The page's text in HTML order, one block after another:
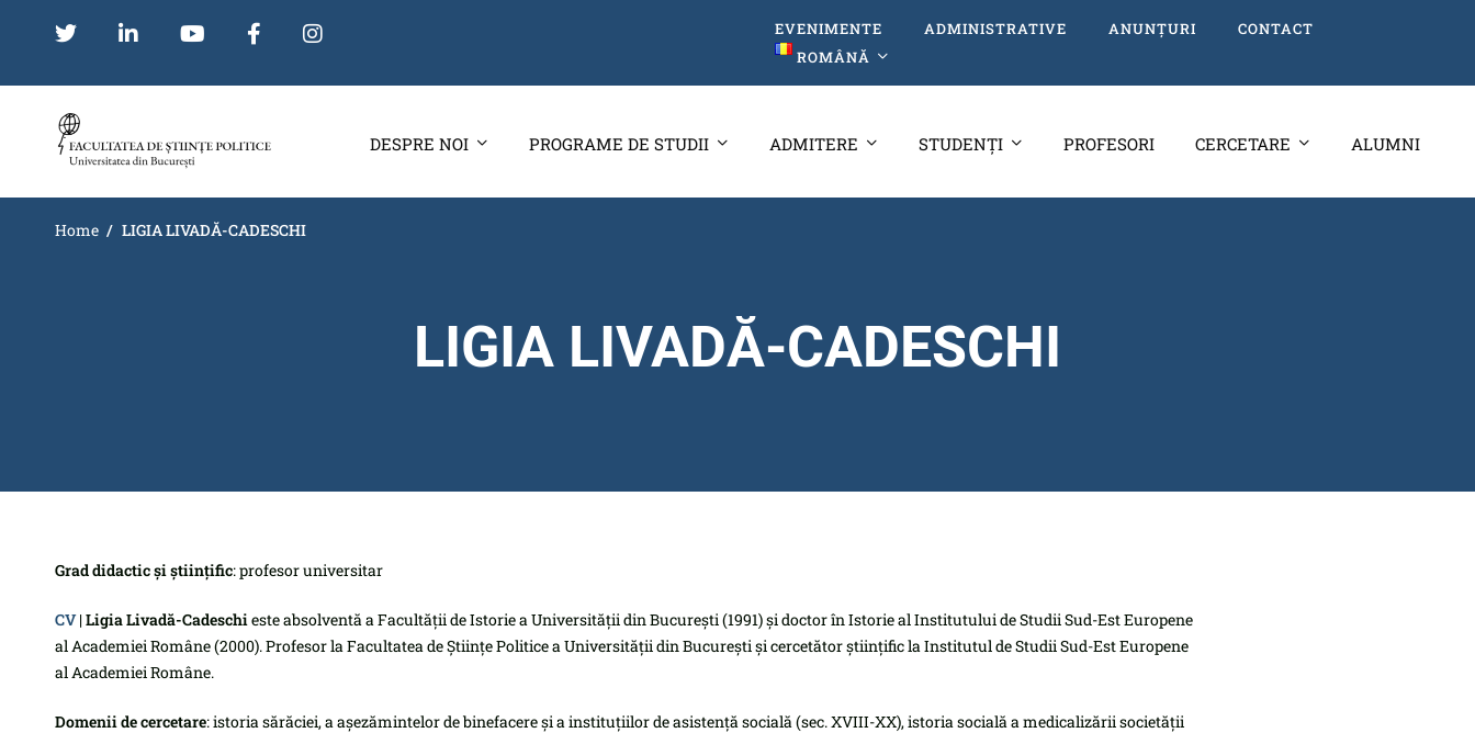
EVENIMENTE ADMINISTRATIVE ANUNȚURI
CONTACT
ROMÂNĂ
DESPRE NOI PROGRAME DE STUDII ADMITERE STUDENȚI PROFESORI CERCETARE ALUMNI
Home LIGIA LIVADĂ-CADESCHI
LIGIA LIVADĂ-CADESCHI
Grad didactic și științific: profesor universitar
CV|Ligia Livadă-Cadeschi este absolventă a Facultății de Istorie a Universității din București (1991) și doctor în Istorie al Institutului de Studii Sud-Est Europene
al Academiei Române (2000). Profesor la Facultatea de Științe Politice a Universității din București și cercetător științific la Institutul de Studii Sud-Est Europene
al Academiei Române.
Domenii de cercetare: istoria sărăciei, a așezămintelor de binefacere și a instituțiilor de asistență socială (sec. XVIII-XX), istoria socială a medicalizării societății